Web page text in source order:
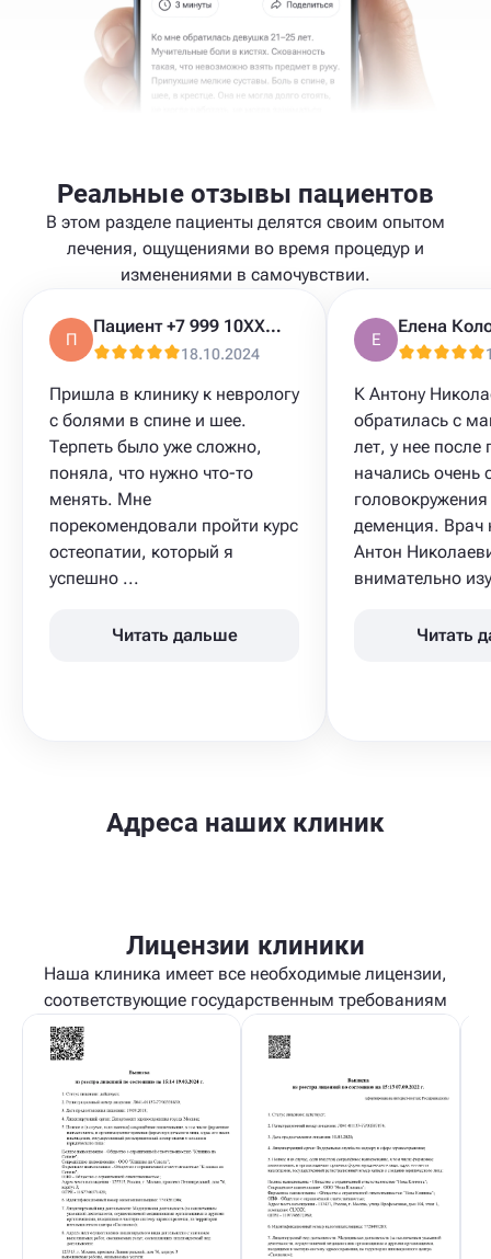
Реальные отзывы пациентов
В этом разделе пациенты делятся своим опытом
лечения, ощущениями во время процедур и
изменениями в самочувствии.
П
Пациент +7 999 10XXXXX
18.10.2024
Пришла в клинику к неврологу
с болями в спине и шее.
Терпеть было уже сложно,
поняла, что нужно что-то
менять. Мне
порекомендовали пройти курс
остеопатии, который я
успешно ...
Читать дальше
Е
К Антону
обратилась с
лет, у нее после
начались очень
деменция. Врач
Антон
внимательно
Читать
Адреса наших клиник
Лицензии клиники
Наша клиника имеет все необходимые лицензии,
соответствующие государственным требованиям